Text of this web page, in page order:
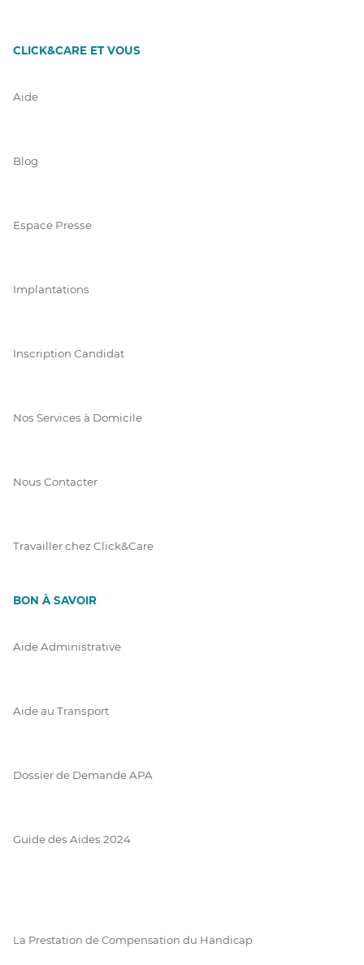
CLICK&CARE ET VOUS
Aide
Blog
Espace Presse
Implantations
Inscription Candidat
Nos Services à Domicile
Nous Contacter
Travailler chez Click&Care
BON À SAVOIR
Aide Administrative
Aide au Transport
Dossier de Demande APA
Guide des Aides 2024
La Prestation de Compensation du Handicap